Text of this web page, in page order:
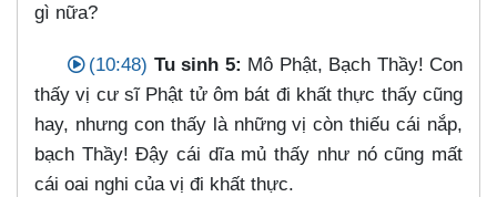
gì nữa?
(10:48) Tu sinh 5: Mô Phật, Bạch Thầy! Con
thấy vị cư sĩ Phật tử ôm bát đi khất thực thấy cũng
hay, nhưng con thấy là những vị còn thiếu cái nắp,
bạch Thầy! Đậy cái dĩa mủ thấy như nó cũng mất
cái oai nghi của vị đi khất thực.